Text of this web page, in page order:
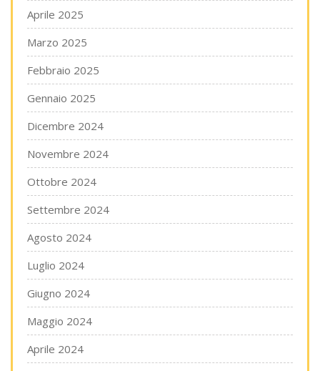
Aprile 2025
Marzo 2025
Febbraio 2025
Gennaio 2025
Dicembre 2024
Novembre 2024
Ottobre 2024
Settembre 2024
Agosto 2024
Luglio 2024
Giugno 2024
Maggio 2024
Aprile 2024